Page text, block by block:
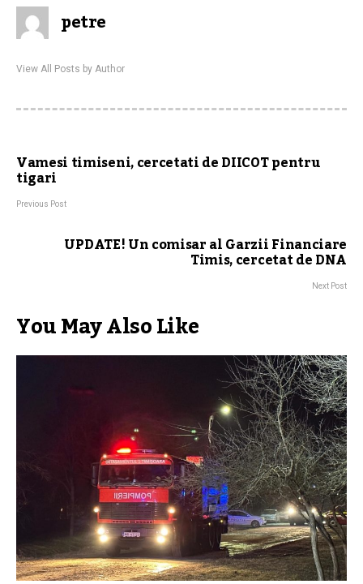
petre
View All Posts by Author
Vamesi timiseni, cercetati de DIICOT pentru
tigari
Previous Post
UPDATE! Un comisar al Garzii Financiare
Timis, cercetat de DNA
Next Post
You May Also Like